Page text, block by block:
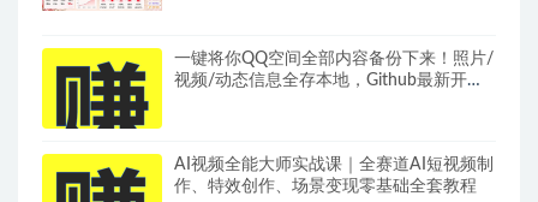
一键将你QQ空间全部内容备份下来！照片/
视频/动态信息全存本地，Github最新开源
AI视频全能大师实战课｜全赛道AI短视频制
作、特效创作、场景变现零基础全套教程